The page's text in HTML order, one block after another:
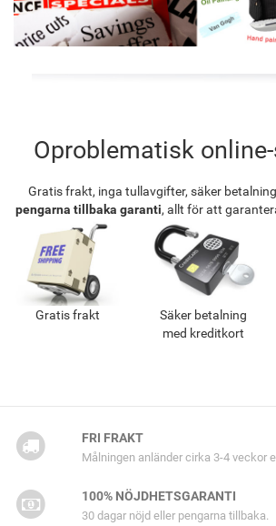
Oproblematisk
Gratis frakt, inga tullavgifter, säker
pengarna tillbaka garanti, allt för att
Gratis frakt
Säker betalning
med kreditkort
FRI FRAKT
Målningen anländer cirka 3-4 veckor
100% NÖJDHETSGARANTI
30 dagar nöjd eller pengarna tillbaka.